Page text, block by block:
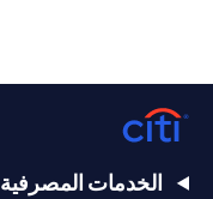
الخدمات المصرفية